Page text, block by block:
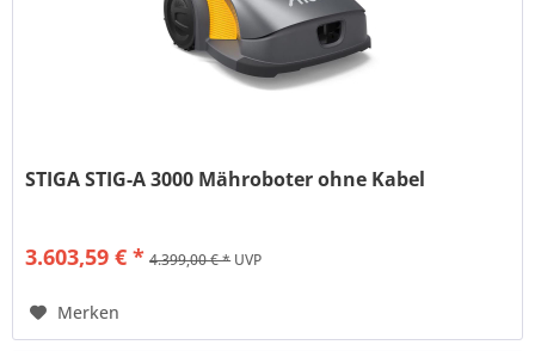
STIGA STIG-A 3000 Mähroboter ohne Kabel
3.603,59 € * 4.399,00 € *UVP
Merken